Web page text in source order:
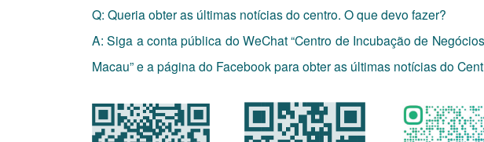
Q: Queria obter as últimas notícias do centro. O que devo fazer?
A: Siga a conta pública do WeChat “Centro de Incubação de
Macau” e a página do Facebook para obter as últimas notícias do